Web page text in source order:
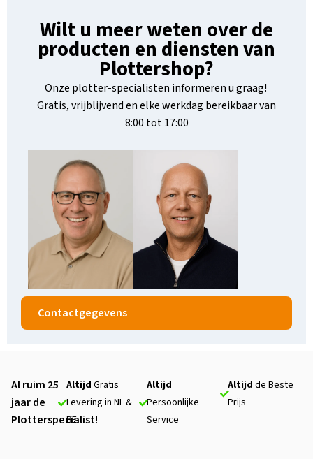
Wilt u meer weten over de
producten en diensten van
Plottershop?
Onze plotter-specialisten informeren u graag!
Gratis, vrijblijvend en elke werkdag bereikbaar van
8:00 tot 17:00
Contactgegevens
Al ruim 25
jaar de
Plotterspecialist!
Altijd Gratis
Levering in NL &
BE
Altijd
Persoonlijke
Service
Altijdde Beste
Prijs